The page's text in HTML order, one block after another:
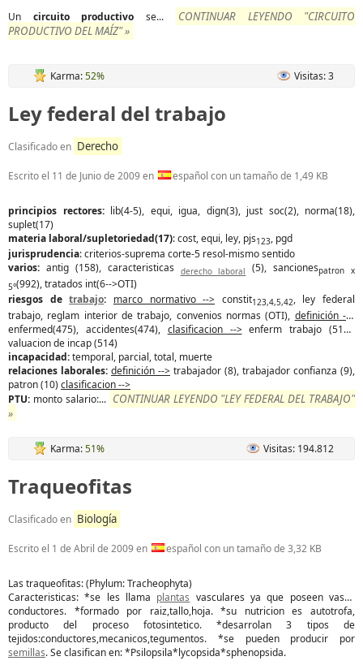
Un circuito productivo se...
CONTINUAR LEYENDO "CIRCUITO
PRODUCTIVO DEL MAÍZ" »
Karma:52% Visitas: 3
Ley federal del trabajo
Clasificado en Derecho
Escrito el 11 de Junio de 2009en español con un tamaño de 1,49 KB
principios rectores: lib(4-5), equi, igua, dign(3), just soc(2), norma(18),
suplet(17)
materia laboral/supletoriedad(17): cost, equi, ley, pjs123, pgd
jurisprudencia: criterios-suprema corte-5 resol-mismo sentido
varios: antig (158), caracteristicas derecho laboral (5), sancionespatron x
5°(992), tratados int(6-->OTI)
riesgos detrabajo: marco normativo --> constit123,4,5,42, ley federal
trabajo, reglam interior de trabajo, convenios normas (OTI), definición -->
enfermed(475), accidentes(474), clasificacion -->enferm trabajo (513),
valuacion de incap (514)
incapacidad:temporal, parcial, total, muerte
relaciones laborales: definición --> trabajador (8), trabajador confianza (9),
patron (10) clasificacion -->
PTU: monto salario:... CONTINUAR LEYENDO "LEY FEDERAL DEL TRABAJO"
»
Karma:51% Visitas: 194.812
Traqueofitas
Clasificado en Biología
Escrito el 1 de Abril de 2009en español con un tamaño de 3,32 KB
Las traqueofitas: (Phylum: Tracheophyta)
Caracteristicas: *se les llama plantas vasculares ya que poseen vasos
conductores. *formado por raiz,tallo,hoja. *su nutricion es autotrofa,
producto del proceso fotosintetico. *desarrolan 3 tipos de
tejidos:conductores,mecanicos,tegumentos. *se pueden producir por
semillas. Se clasifican en: *Psilopsila*lycopsida*sphenopsida.